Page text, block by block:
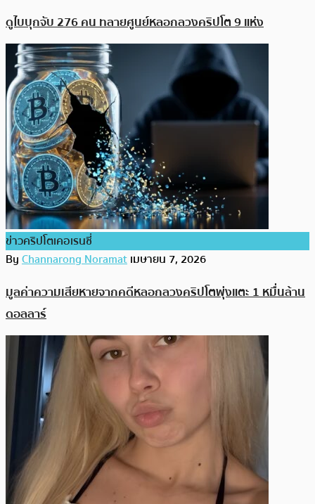
ดูไบบุกจับ 276 คน ทลายศูนย์หลอกลวงคริปโต 9 แห่ง
ข่าวคริปโตเคอเรนซี่
ByChannarong Noramatเมษายน 7, 2026
มูลค่าความเสียหายจากคดีหลอกลวงคริปโตพุ่งแตะ 1 หมื่นล้าน
ดอลลาร์